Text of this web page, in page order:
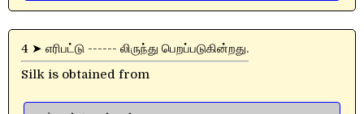
4 ➤ எரிபட்டு ------ லிருந்து பெறப்படுகின்றது.
Silk is obtained from